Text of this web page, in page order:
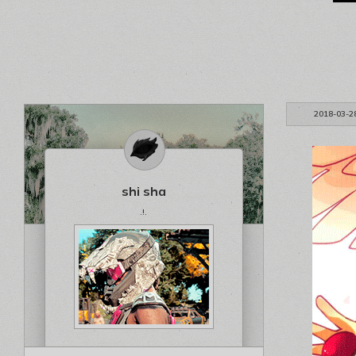
2018-03-
shi sha
.!.